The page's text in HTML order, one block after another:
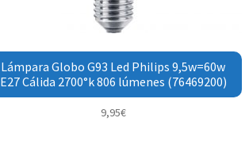
Lámpara Globo G93 Led Philips 9,5w=60w
E27 Cálida 2700°k 806 lúmenes (76469200)
9,95€